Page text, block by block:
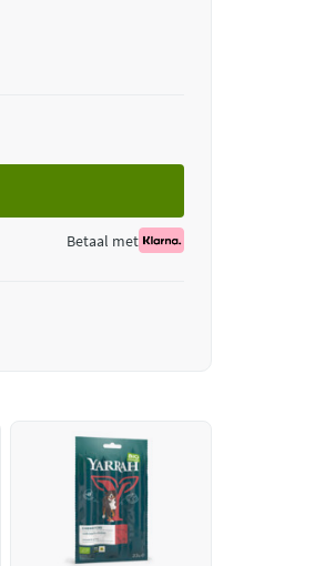
Betaal met